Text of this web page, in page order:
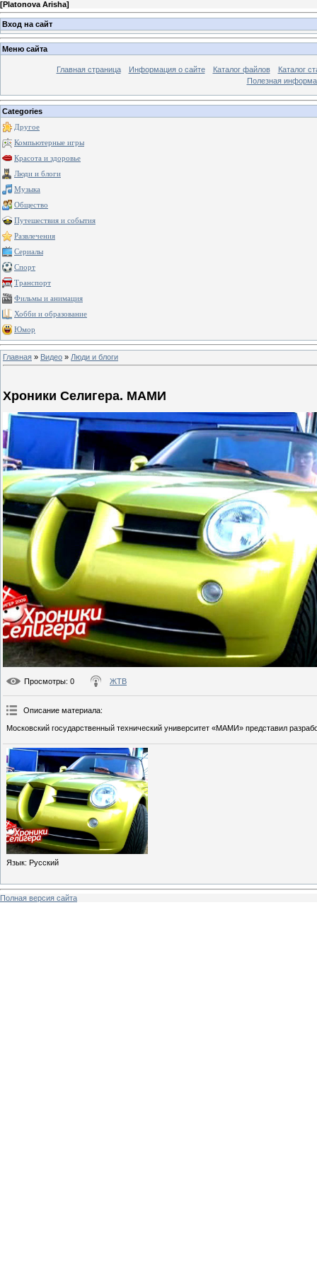
[Platonova Arisha]
Вход на сайт
Меню сайта
Главная страница Информация о сайте Каталог файлов
Каталог
Полезная
Categories
Другое
Компьютерные игры
Красота и здоровье
Люди и блоги
Музыка
Общество
Путешествия и события
Развлечения
Сериалы
Спорт
Транспорт
Фильмы и анимация
Хобби и образование
Юмор
Главная » Видео » Люди и блоги
Хроники Селигера. МАМИ
Просмотры: 0 ЖТВ
Описание материала:
Московский государственный технический университет «МАМИ» представил
Язык: Русский
Полная версия сайта